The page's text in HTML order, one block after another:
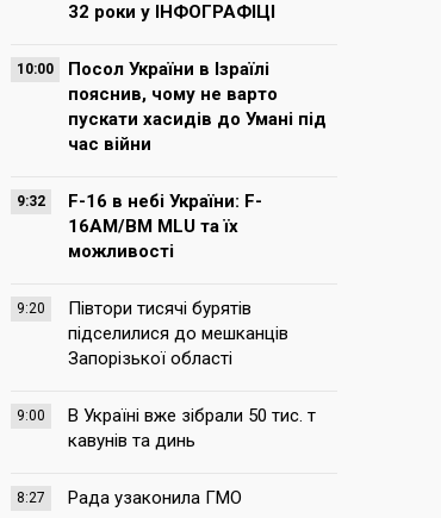
32 роки у ІНФОГРАФІЦІ
10:00
Посол України в Ізраїлі
пояснив, чому не варто
пускати хасидів до Умані під
час війни
9:32
F-16 в небі України: F-
16AM/BM MLU та їх
можливості
9:20
Півтори тисячі бурятів
підселилися до мешканців
Запорізької області
9:00
В Україні вже зібрали 50 тис. т
кавунів та динь
8:27 Рада узаконила ГМО